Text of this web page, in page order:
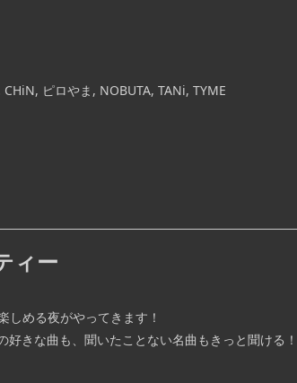
ピロやま, NOBUTA, TANi, TYME
ィー
める夜がやってきます！
きな曲も、聞いたことない名曲もきっと聞ける！